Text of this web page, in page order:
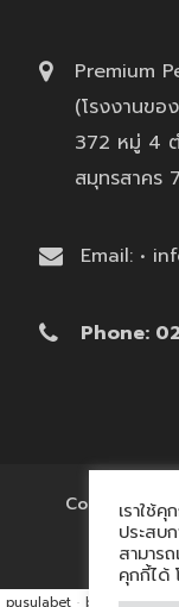
Premium
(โรงงานขอ
372 หมู่ 4 ต
สมุทรสาคร
Email: •
Phone:
Copyright ©
เราใช้
ประสบ
สามาร
คุกกี้ได้